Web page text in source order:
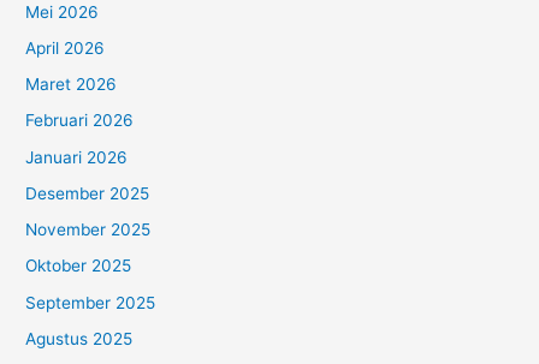
Mei 2026
April 2026
Maret 2026
Februari 2026
Januari 2026
Desember 2025
November 2025
Oktober 2025
September 2025
Agustus 2025